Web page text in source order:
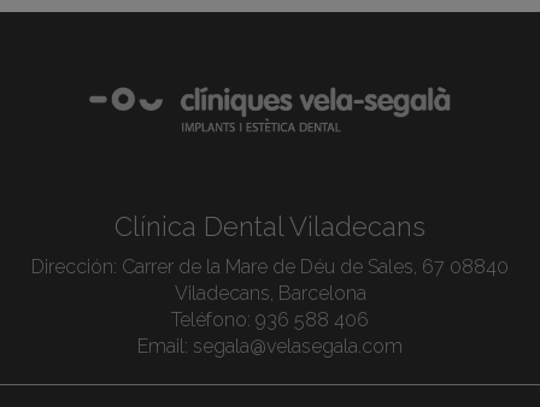
Clínica Dental Viladecans
Dirección: Carrer de la Mare de Déu de Sales, 67 08840
Viladecans, Barcelona
Teléfono: 936 588 406
Email: segala@velasegala.com